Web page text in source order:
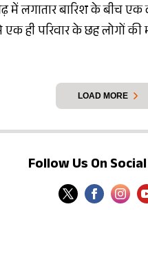
में लगातार बारिश के बीच
एक ही परिवार के छह लोगों
LOAD MORE
Follow Us On